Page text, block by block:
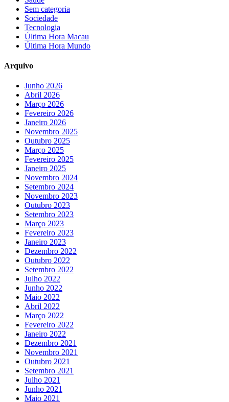
Sem categoria
Sociedade
Tecnologia
Última Hora Macau
Última Hora Mundo
Arquivo
Junho 2026
Abril 2026
Março 2026
Fevereiro 2026
Janeiro 2026
Novembro 2025
Outubro 2025
Março 2025
Fevereiro 2025
Janeiro 2025
Novembro 2024
Setembro 2024
Novembro 2023
Outubro 2023
Setembro 2023
Março 2023
Fevereiro 2023
Janeiro 2023
Dezembro 2022
Outubro 2022
Setembro 2022
Julho 2022
Junho 2022
Maio 2022
Abril 2022
Março 2022
Fevereiro 2022
Janeiro 2022
Dezembro 2021
Novembro 2021
Outubro 2021
Setembro 2021
Julho 2021
Junho 2021
Maio 2021